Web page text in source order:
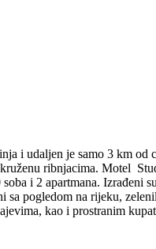
i udaljen je samo 3 km
ribnjacima. Motel
i 2 apartmana.
sa pogledom na rijeku,
kao i prostranim